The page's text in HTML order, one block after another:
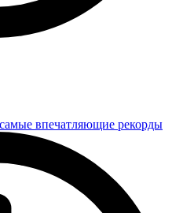
впечатляющие рекорды